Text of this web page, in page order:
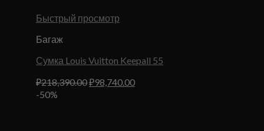
Быстрый просмотр
Багаж
Сумка Louis Vuitton Keepall 55
₽218,390.00Первоначальная
₽98,740.00Текущая
-50%